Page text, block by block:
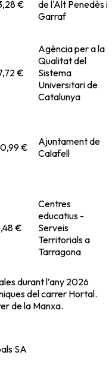
€
de l'Alt Penedès i
Garraf
€
Agència per a la
Qualitat del
Sistema
Universitari de
Catalunya
€
Ajuntament de
Calafell
€
Centres
educatius -
Serveis
Territorials a
Tarragona
durant l’any 2026
del carrer Hortal.
de la Manxa.
SA